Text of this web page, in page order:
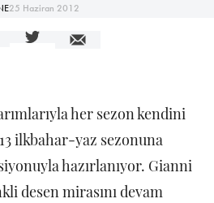
25 Haziran 2012
her sezon kendini
ilkbahar-yaz sezonuna
hazırlanıyor. Gianni
desen mirasını devam